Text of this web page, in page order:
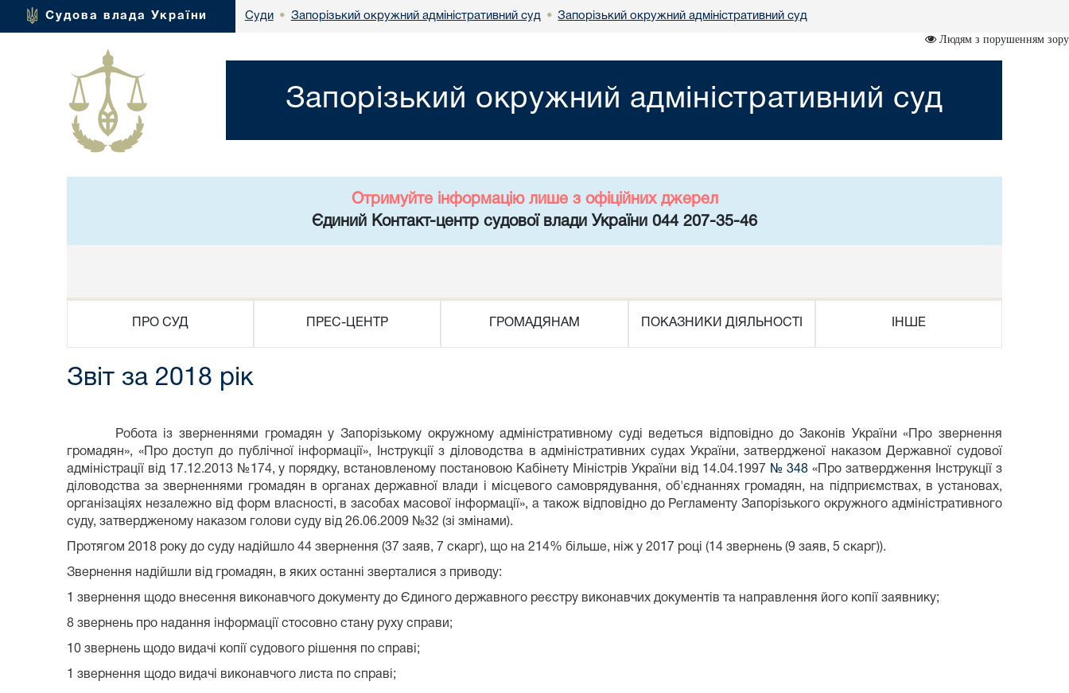
Судова влада України Суди • Запорізький окружний адміністративний суд • Запорізький окружний адміністративний суд
Людям з порушенням зору
Запорізький окружний адміністративний суд
Отримуйте інформацію лише з офіційних джерел
Єдиний Контакт-центр судової влади України 044 207-35-46
ПРО СУД ПРЕС-ЦЕНТР ГРОМАДЯНАМ ПОКАЗНИКИ ДІЯЛЬНОСТІ ІНШЕ
Звіт за 2018 рік
Робота із зверненнями громадян у Запорізькому окружному адміністративному суді ведеться відповідно до Законів України «Про звернення
громадян», «Про доступ до публічної інформації», Інструкції з діловодства в адміністративних судах України, затвердженої наказом Державної судової
адміністрації від 17.12.2013 №174, у порядку, встановленому постановою Кабінету Міністрів України від 14.04.1997 № 348 «Про затвердження Інструкції з
діловодства за зверненнями громадян в органах державної влади і місцевого самоврядування, об'єднаннях громадян, на підприємствах, в установах,
організаціях незалежно від форм власності, в засобах масової інформації», а також відповідно до Регламенту Запорізького окружного адміністративного
суду, затвердженому наказом голови суду від 26.06.2009 №32 (зі змінами).
Протягом 2018 року до суду надійшло 44 звернення (37 заяв, 7 скарг), що на 214% більше, ніж у 2017 році (14 звернень (9 заяв, 5 скарг)).
Звернення надійшли від громадян, в яких останні зверталися з приводу:
1 звернення щодо внесення виконавчого документу до Єдиного державного реєстру виконавчих документів та направлення його копії заявнику;
8 звернень про надання інформації стосовно стану руху справи;
10 звернень щодо видачі копії судового рішення по справі;
1 звернення щодо видачі виконавчого листа по справі;